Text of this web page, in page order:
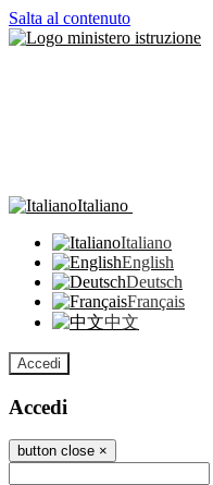
Salta al contenuto
Italiano
Italiano
English
Deutsch
Français
中文
Accedi
Accedi
button close ×